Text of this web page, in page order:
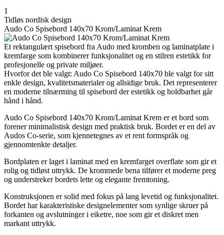
1
Tidløs nordisk design
Audo Co Spisebord 140x70 Krom/Laminat Krem
Et rektangulært spisebord fra Audo med kromben og laminatplate i
kremfarge som kombinerer funksjonalitet og en stilren estetikk for
profesjonelle og private miljøer.
Hvorfor det ble valgt: Audo Co Spisebord 140x70 ble valgt for sitt
enkle design, kvalitetsmaterialer og allsidige bruk. Det representerer
en moderne tilnærming til spisebord der estetikk og holdbarhet går
hånd i hånd.
Audo Co Spisebord 140x70 Krom/Laminat Krem er et bord som
forener minimalistisk design med praktisk bruk. Bordet er en del av
Audos Co-serie, som kjennetegnes av et rent formspråk og
gjennomtenkte detaljer.
Bordplaten er laget i laminat med en kremfarget overflate som gir et
rolig og tidløst uttrykk. De krommede bena tilfører et moderne preg
og understreker bordets lette og elegante fremtoning.
Konstruksjonen er solid med fokus på lang levetid og funksjonalitet.
Bordet har karakteristiske designelementer som synlige skruer på
forkanten og avslutninger i eiketre, noe som gir et diskret men
markant uttrykk.